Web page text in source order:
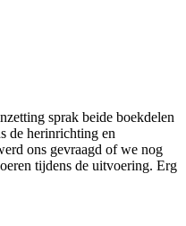
sprak beide boekdelen
de herinrichting en
ons gevraagd of we nog
tijdens de uitvoering. Erg